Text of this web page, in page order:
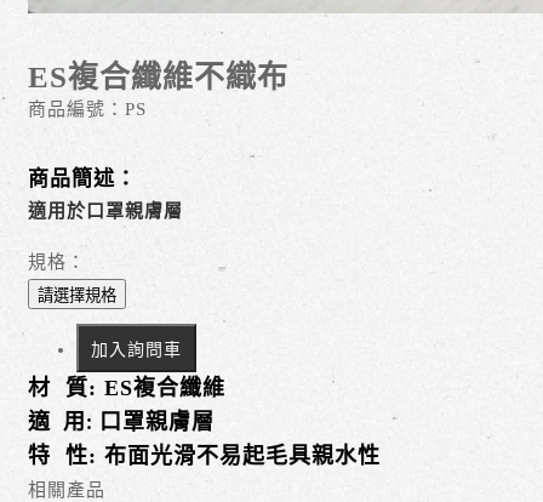
ES複合纖維不織布
商品編號： PS
商品簡述：
適用於口罩親膚層
規格：
請選擇規格
加入詢問車
材 質: ES複合纖維
適 用: 口罩親膚層
特 性: 布面光滑不易起毛具親水性
相關產品